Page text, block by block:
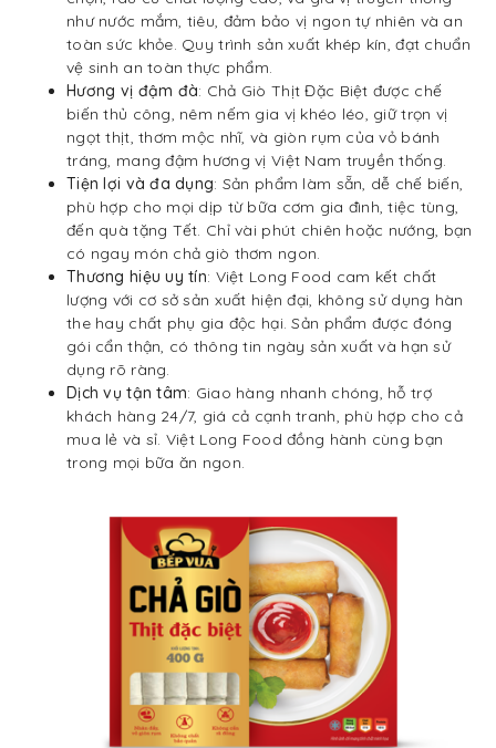
như nước mắm, tiêu, đảm bảo vị ngon tự nhiên và an
toàn sức khỏe. Quy trình sản xuất khép kín, đạt chuẩn
vệ sinh an toàn thực phẩm.
Hương vị đậm đà: Chả Giò Thịt Đặc Biệt được chế
biến thủ công, nêm nếm gia vị khéo léo, giữ trọn vị
ngọt thịt, thơm mộc nhĩ, và giòn rụm của vỏ bánh
tráng, mang đậm hương vị Việt Nam truyền thống.
Tiện lợi và đa dụng: Sản phẩm làm sẵn, dễ chế biến,
phù hợp cho mọi dịp từ bữa cơm gia đình, tiệc tùng,
đến quà tặng Tết. Chỉ vài phút chiên hoặc nướng, bạn
có ngay món chả giò thơm ngon.
Thương hiệu uy tín: Việt Long Food cam kết chất
lượng với cơ sở sản xuất hiện đại, không sử dụng hàn
the hay chất phụ gia độc hại. Sản phẩm được đóng
gói cẩn thận, có thông tin ngày sản xuất và hạn sử
dụng rõ ràng.
Dịch vụ tận tâm: Giao hàng nhanh chóng, hỗ trợ
khách hàng 24/7, giá cả cạnh tranh, phù hợp cho cả
mua lẻ và sỉ. Việt Long Food đồng hành cùng bạn
trong mọi bữa ăn ngon.